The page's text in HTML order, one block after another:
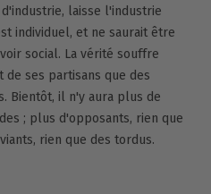
laisse l'industrie
individuel, et ne saurait être
social. La vérité souffre
ses partisans que des
Bientôt, il n'y aura plus de
; plus d'opposants, rien que
rien que des tordus.